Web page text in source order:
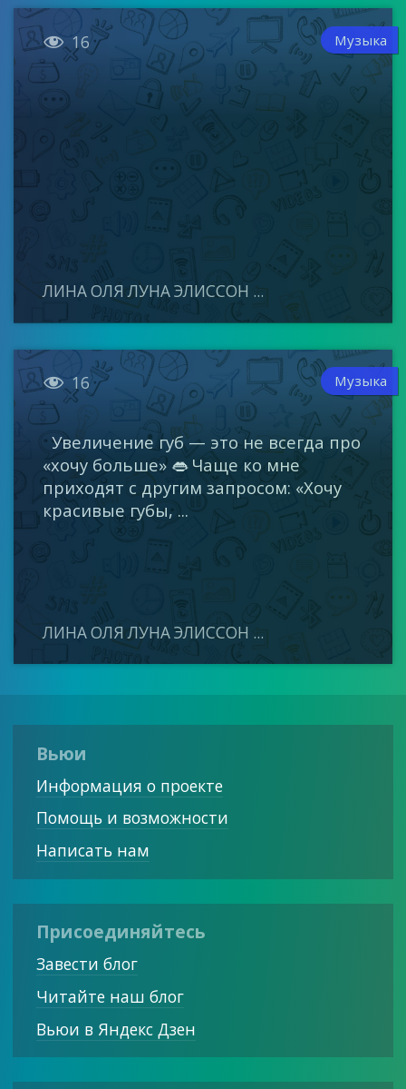
 16 Музыка
ЛИНА ОЛЯ ЛУНА ЭЛИССОН ...
 16 Музыка
Увеличение губ — это не всегда про
«хочу больше» 👄 Чаще ко мне
приходят с другим запросом: «Хочу
красивые губы, ...
ЛИНА ОЛЯ ЛУНА ЭЛИССОН ...
Вьюи
Информация о проекте
Помощь и возможности
Написать нам
Присоединяйтесь
Завести блог
Читайте наш блог
Вьюи в Яндекс Дзен